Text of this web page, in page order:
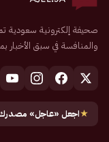
والمنافسة في سبق
★اجعل «عاجل»